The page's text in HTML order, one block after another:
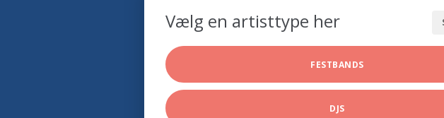
Vælg en artisttype her
FESTBANDS
DJS